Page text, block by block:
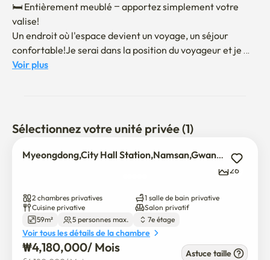
🛏️ Entièrement meublé – apportez simplement votre
valise!
Un endroit où l'espace devient un voyage, un séjour
confortable!Je serai dans la position du voyageur et je
t'aiderai 😊
🏠 Nouvelle région métropolitaine.Option complète pour
la plus grande surface de plancher 2 pièces du bâtiment
Gyeongwangwam / Gyeonggung Palace / Gyeonggung
Palace
Quartier commercial de la région de Jong-ro
🪟Une vue dégagée avec une double lance! Ouverture,
bien !
Voir plus
Sélectionnez votre unité privée (1)
Myeongdong,City Hall Station,Namsan,Gwanghwamun,Namdaemun
26
2 chambres privatives
1 salle de bain privative
Cuisine privative
Salon privatif
59m²
5 personnes max. 7e étage
Voir tous les détails de la chambre
₩4,180,000/ Mois Astuce taille